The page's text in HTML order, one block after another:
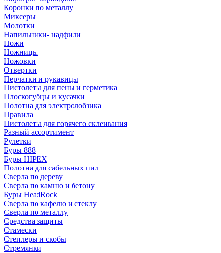
Коронки по металлу
Миксеры
Молотки
Напильники- надфили
Ножи
Ножницы
Ножовки
Отвертки
Перчатки и рукавицы
Пистолеты для пены и герметика
Плоскогубцы и кусачки
Полотна для электролобзика
Правила
Пистолеты для горячего склеивания
Разный ассортимент
Рулетки
Буры 888
Буры HIPEX
Полотна для сабельных пил
Сверла по дереву
Сверла по камню и бетону
Буры HeadRock
Сверла по кафелю и стеклу
Сверла по металлу
Средства защиты
Стамески
Степлеры и скобы
Стремянки